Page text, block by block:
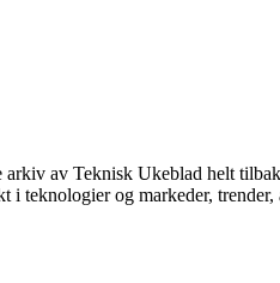
av Teknisk Ukeblad helt
og markeder, trender,